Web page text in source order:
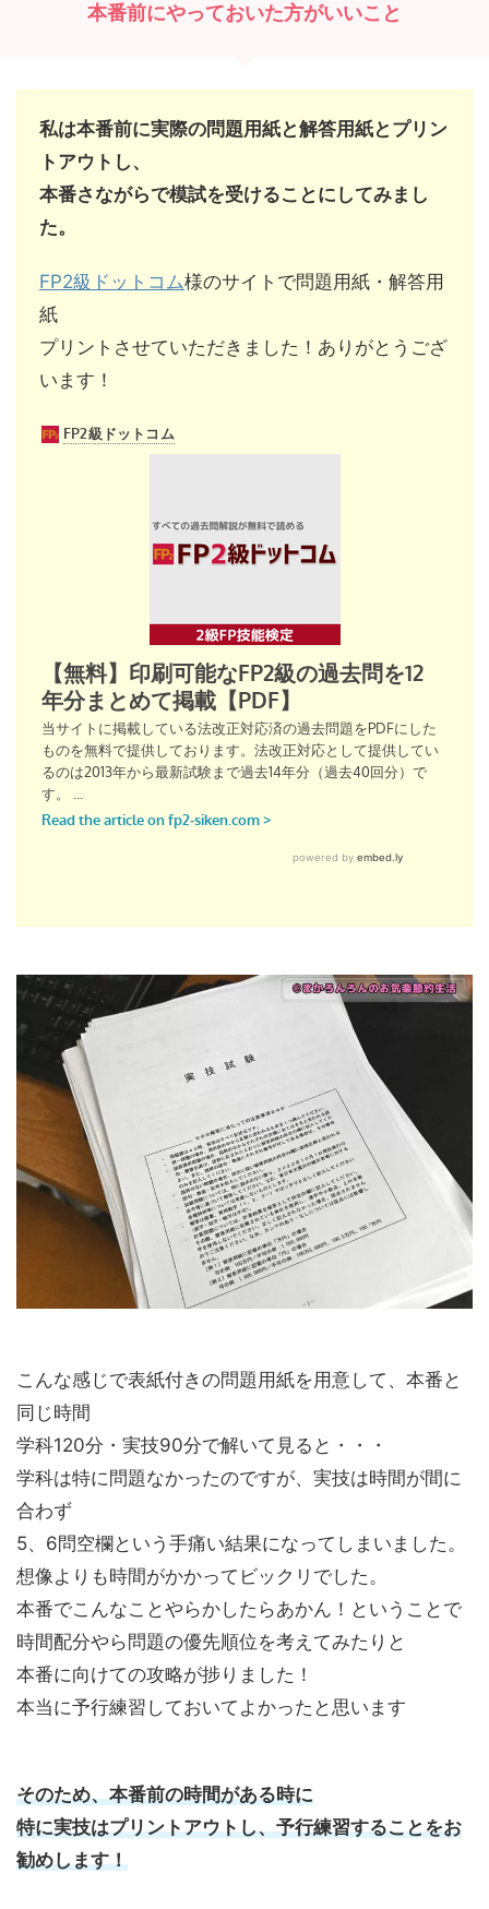
本番前にやっておいた方がいいこと
私は本番前に実際の問題用紙と解答用紙とプリン
トアウトし、
本番さながらで模試を受けることにしてみまし
た。
FP2級ドットコム様のサイトで問題用紙・解答用
紙
プリントさせていただきました！ありがとうござ
います！
こんな感じで表紙付きの問題用紙を用意して、本番と
同じ時間
学科120分・実技90分で解いて見ると・・・
学科は特に問題なかったのですが、実技は時間が間に
合わず
5、6問空欄という手痛い結果になってしまいました。
想像よりも時間がかかってビックリでした。
本番でこんなことやらかしたらあかん！ということで
時間配分やら問題の優先順位を考えてみたりと
本番に向けての攻略が捗りました！
本当に予行練習しておいてよかったと思います
そのため、本番前の時間がある時に
特に実技はプリントアウトし、予行練習することをお
勧めします！